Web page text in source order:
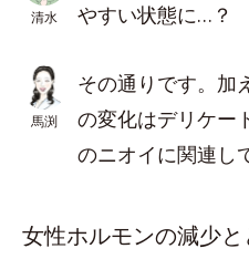
清水
やすい状態に…？
馬渕
その通りです。加
の変化はデリケー
のニオイに関連し
女性ホルモンの減少